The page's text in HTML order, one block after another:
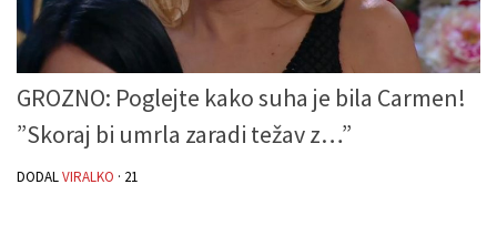
GROZNO: Poglejte kako suha je bila Carmen!
”Skoraj bi umrla zaradi težav z…”
DODALVIRALKO · 21